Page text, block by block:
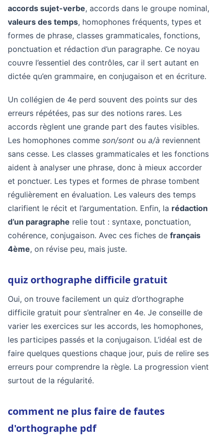
accords sujet-verbe, accords dans le groupe nominal,
valeurs des temps, homophones fréquents, types et
formes de phrase, classes grammaticales, fonctions,
ponctuation et rédaction d’un paragraphe. Ce noyau
couvre l’essentiel des contrôles, car il sert autant en
dictée qu’en grammaire, en conjugaison et en écriture.
Un collégien de 4e perd souvent des points sur des
erreurs répétées, pas sur des notions rares. Les
accords règlent une grande part des fautes visibles.
Les homophones comme son/sont ou a/à reviennent
sans cesse. Les classes grammaticales et les fonctions
aident à analyser une phrase, donc à mieux accorder
et ponctuer. Les types et formes de phrase tombent
régulièrement en évaluation. Les valeurs des temps
clarifient le récit et l’argumentation. Enfin, la rédaction
d’un paragraphe relie tout : syntaxe, ponctuation,
cohérence, conjugaison. Avec ces fiches de français
4ème, on révise peu, mais juste.
quiz orthographe difficile gratuit
Oui, on trouve facilement un quiz d’orthographe
difficile gratuit pour s’entraîner en 4e. Je conseille de
varier les exercices sur les accords, les homophones,
les participes passés et la conjugaison. L’idéal est de
faire quelques questions chaque jour, puis de relire ses
erreurs pour comprendre la règle. La progression vient
surtout de la régularité.
comment ne plus faire de fautes
d'orthographe pdf